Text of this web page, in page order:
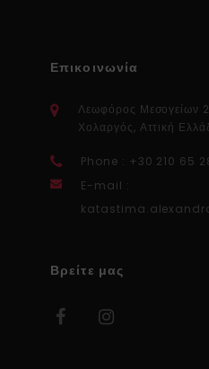
Επικοινωνία
Λεωφόρος Μεσογείων
Χολαργός, Αττική
Phone : +30 210 65
E-mail :
Βρείτε μας